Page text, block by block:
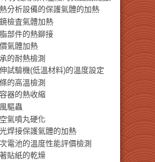
分析設備的保護氣體的加熱
檢査氣體加熱
部件的熱鉚接
氣體加熱
的耐熱檢測
試驗機(低溫材料)的溫度設定
的高溫檢測
器的熱收縮
驅蟲
氣噴丸硬化
焊接保護氣體的加熱
電池的溫度性能評價檢測
貼紙的乾燥